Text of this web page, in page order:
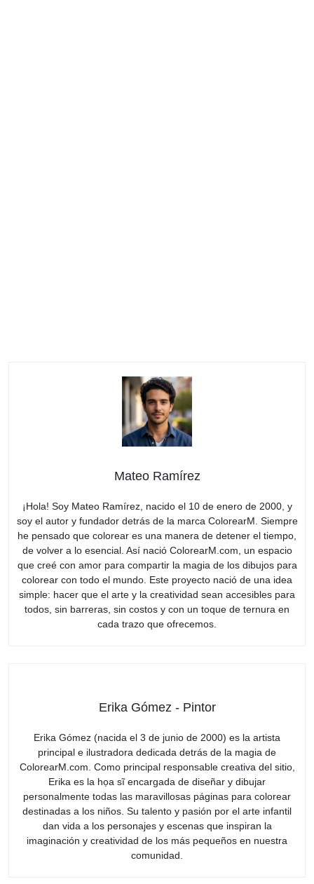
Mateo Ramírez
¡Hola! Soy Mateo Ramírez, nacido el 10 de enero de 2000, y
soy el autor y fundador detrás de la marca ColorearM. Siempre
he pensado que colorear es una manera de detener el tiempo,
de volver a lo esencial. Así nació ColorearM.com, un espacio
que creé con amor para compartir la magia de los dibujos para
colorear con todo el mundo. Este proyecto nació de una idea
simple: hacer que el arte y la creatividad sean accesibles para
todos, sin barreras, sin costos y con un toque de ternura en
cada trazo que ofrecemos.
Erika Gómez - Pintor
Erika Gómez (nacida el 3 de junio de 2000) es la artista
principal e ilustradora dedicada detrás de la magia de
ColorearM.com. Como principal responsable creativa del sitio,
Erika es la họa sĩ encargada de diseñar y dibujar
personalmente todas las maravillosas páginas para colorear
destinadas a los niños. Su talento y pasión por el arte infantil
dan vida a los personajes y escenas que inspiran la
imaginación y creatividad de los más pequeños en nuestra
comunidad.